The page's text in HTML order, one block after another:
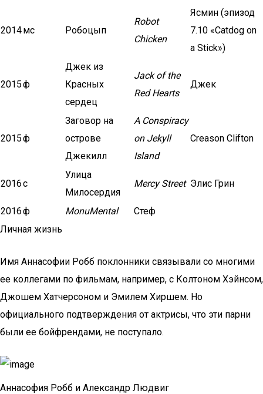
2014мс Робоцып
Robot
Chicken
Ясмин (эпизод
7.10 «Catdog on
a Stick»)
2015ф
Джек из
Красных
сердец
Jack of the
Red Hearts
Джек
2015ф
Заговор на
острове
Джекилл
A Conspiracy
on Jekyll
Island
Creason Clifton
2016с
Улица
Милосердия
Mercy Street Элис Грин
2016ф MonuMental
Стеф
Личная жизнь
Имя Аннасофии Робб поклонники связывали со многими
ее коллегами по фильмам, например, с Колтоном Хэйнсом,
Джошем Хатчерсоном и Эмилем Хиршем. Но
официального подтверждения от актрисы, что эти парни
были ее бойфрендами, не поступало.
Аннасофия Робб и Александр Людвиг